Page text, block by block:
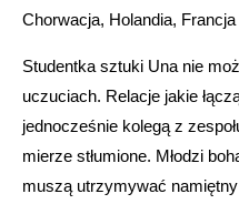
Chorwacja, Holandia,
Studentka sztuki Una nie
uczuciach. Relacje jakie
jednocześnie kolegą z
mierze stłumione. Młodzi
muszą utrzymywać